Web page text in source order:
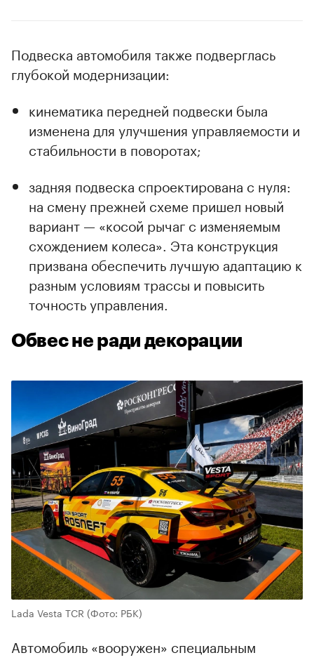
Подвеска автомобиля также подверглась
глубокой модернизации:
кинематика передней подвески была
изменена для улучшения управляемости и
стабильности в поворотах;
задняя подвеска спроектирована с нуля:
на смену прежней схеме пришел новый
вариант — «косой рычаг с изменяемым
схождением колеса». Эта конструкция
призвана обеспечить лучшую адаптацию к
разным условиям трассы и повысить
точность управления.
Обвес не ради декорации
Lada Vesta TCR (Фото: РБК)
Автомобиль «вооружен» специальным